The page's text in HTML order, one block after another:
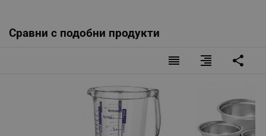
Сравни с подобни продукти
reorder format_align_right share